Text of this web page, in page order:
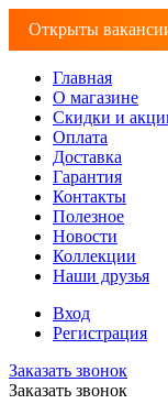
Открыты
Главная
О магазине
Скидки и
Оплата
Доставка
Гарантия
Контакты
Полезное
Новости
Коллекции
Наши друзья
Вход
Регистрация
Заказать звонок
Заказать звонок